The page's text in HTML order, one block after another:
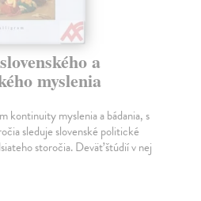
a
myslenia
kontinuity myslenia a bádania, s
sleduje slovenské politické
storočia. Deväť štúdií v nej